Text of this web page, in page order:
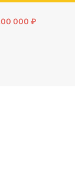
000 ₽